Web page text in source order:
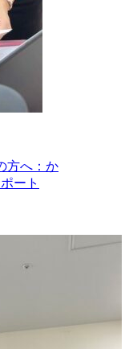
方へ：か
ート